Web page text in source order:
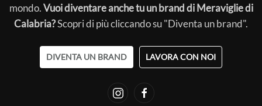
mondo.Vuoi diventare anche tu un brand di Meraviglie di
Calabria?Scopri di più cliccando su "Diventa un brand".
DIVENTA UN BRAND LAVORA CON NOI